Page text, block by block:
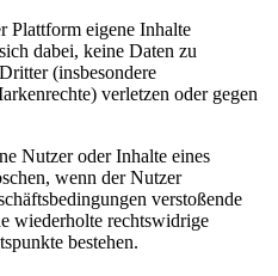
Plattform eigene Inhalte
dabei, keine Daten zu
(insbesondere
verletzen oder gegen
Nutzer oder Inhalte eines
wenn der Nutzer
verstoßende
wiederholte rechtswidrige
bestehen.